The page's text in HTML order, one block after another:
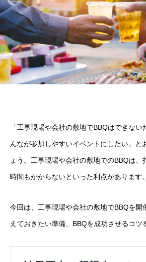
「工事現場や会社の敷地でBBQはできな
んなが参加しやすいイベントにしたい」と
ょう。工事現場や会社の敷地でのBBQは、
時間もかからないといった利点があります。
今回は、工事現場や会社の敷地でBBQを開
えておきたい準備、BBQを成功させるコツ